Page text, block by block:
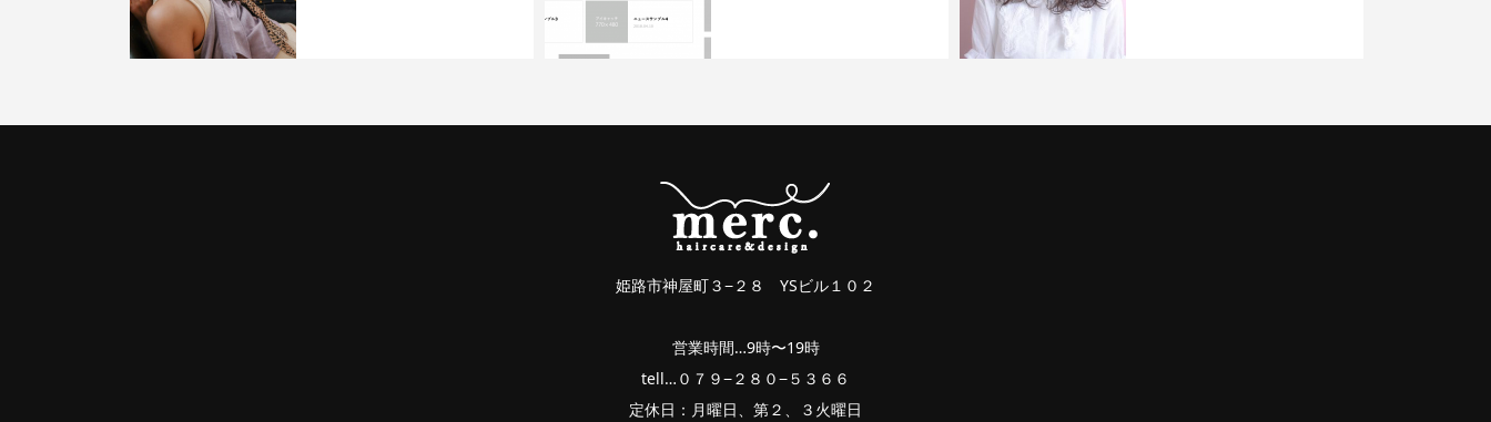
姫路市神屋町３−２８ YSビル１０２
営業時間…9時〜19時
tell…０７９−２８０−５３６６
定休日：月曜日、第２、３火曜日